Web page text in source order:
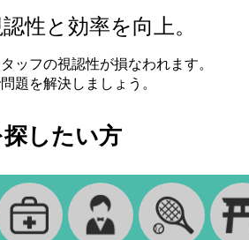
性と効率を向上。
ッフの視認性が損なわれます。
題を解決しましょう。
したい方